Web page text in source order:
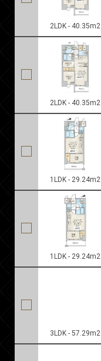
2LDK - 40.35m2
2LDK - 40.35m2
1LDK - 29.24m2
1LDK - 29.24m2
3LDK - 57.29m2